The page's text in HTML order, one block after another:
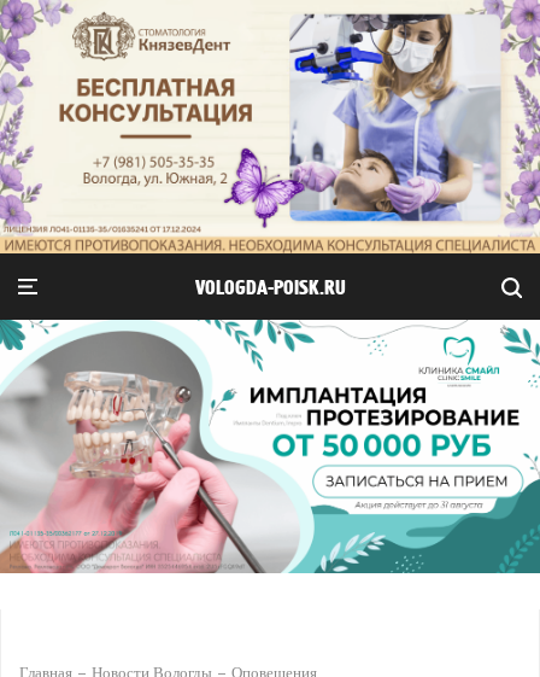
VOLOGDA-POISK.RU
Главная Новости Вологды Оповещения